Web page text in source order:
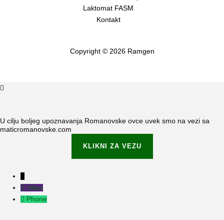
Laktomat FASM
Kontakt
Copyright © 2026 Ramgen
U cilju boljeg upoznavanja Romanovske ovce uvek smo na vezi sa
maticromanovske.com
KLIKNI ZA VEZU
Viber
Phone